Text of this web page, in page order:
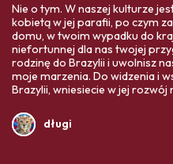
Nie o tym. W naszej kulturze
kobietą w jej parafii, po czym
domu, w twoim wypadku do
niefortunnej dla nas twojej
rodzinę do Brazylii i uwolnisz
moje marzenia. Do widzenia i
Brazylii, wniesiecie w jej
długi